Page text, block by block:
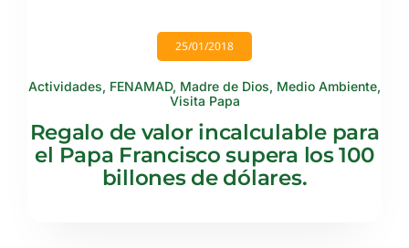
25/01/2018
Actividades, FENAMAD, Madre de Dios, Medio Ambiente,
Visita Papa
Regalo de valor incalculable para
el Papa Francisco supera los 100
billones de dólares.